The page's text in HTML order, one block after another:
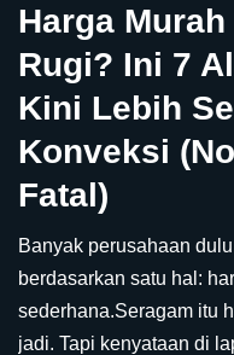
Harga
Rugi? Ini 7
Kini Lebih
Konveksi
Fatal)
Banyak perusahaan
berdasarkan satu hal:
sederhana.Seragam itu
jadi. Tapi kenyataan di